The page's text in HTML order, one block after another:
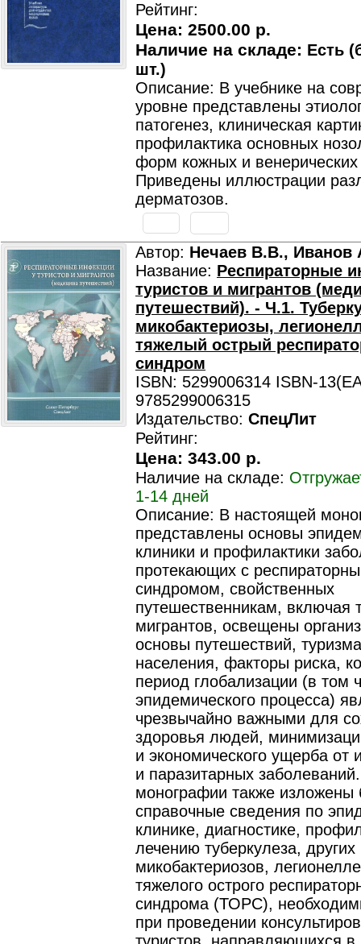
Рейтинг:
Цена: 2500.00 р.
Наличие на складе: Есть
шт.)
Описание: В учебнике на
уровне представлены
патогенез, клиническая
профилактика основных
форм кожных и
Приведены иллюстрации
дерматозов.
Автор: Нечаев В.В., Иванов
Название: Респираторные
туристов и мигрантов
путешествий). - Ч.1.
микобактериозы,
тяжелый острый
синдром
ISBN: 5299006314 ISBN-
9785299006315
Издательство: СпецЛит
Рейтинг:
Цена: 343.00 р.
Наличие на складе:
1-14 дней
Описание: В настоящей
представлены основы
клиники и профилактики
протекающих с
синдромом, свойственных
путешественникам, включая
мигрантов, освещены
основы путешествий,
населения, факторы риска,
период глобализации (в том
эпидемического процесса)
чрезвычайно важными для
здоровья людей,
и экономического ущерба от
и паразитарных
монографии также изложены
справочные сведения по
клинике, диагностике,
лечению туберкулеза, других
микобактериозов,
тяжелого острого
синдрома (ТОРС),
при проведении